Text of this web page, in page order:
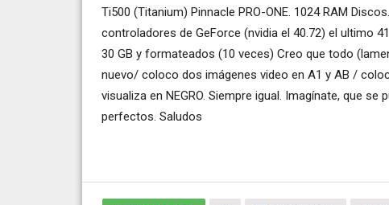
Ti500 (Titanium) Pinnacle PRO-ONE. 1024 RAM
controladores de GeForce (nvidia el 40.72) el ultimo
30 GB y formateados (10 veces) Creo que todo
nuevo/ coloco dos imágenes video en A1 y AB /
visualiza en NEGRO. Siempre igual. Imagínate, que
perfectos. Saludos